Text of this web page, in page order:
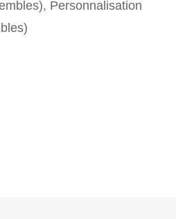
Personnalisation